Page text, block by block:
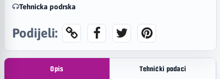
Tehnicka podrska
Podijeli:
Opis Tehnički podaci